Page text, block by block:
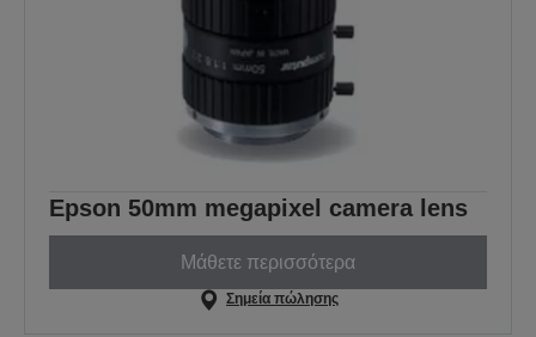
Epson 50mm megapixel camera lens
Μάθετε περισσότερα
Σημεία πώλησης